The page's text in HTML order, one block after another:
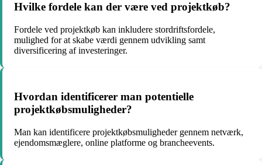
Hvilke fordele kan der være ved projektkøb?
Fordele ved projektkøb kan inkludere stordriftsfordele,
mulighed for at skabe værdi gennem udvikling samt
diversificering af investeringer.
Hvordan identificerer man potentielle
projektkøbsmuligheder?
Man kan identificere projektkøbsmuligheder gennem netværk,
ejendomsmæglere, online platforme og brancheevents.